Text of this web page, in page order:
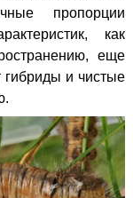
пропорции
как
еще
и чистые